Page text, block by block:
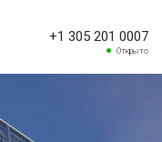
+1 305 201 0007
Открыто